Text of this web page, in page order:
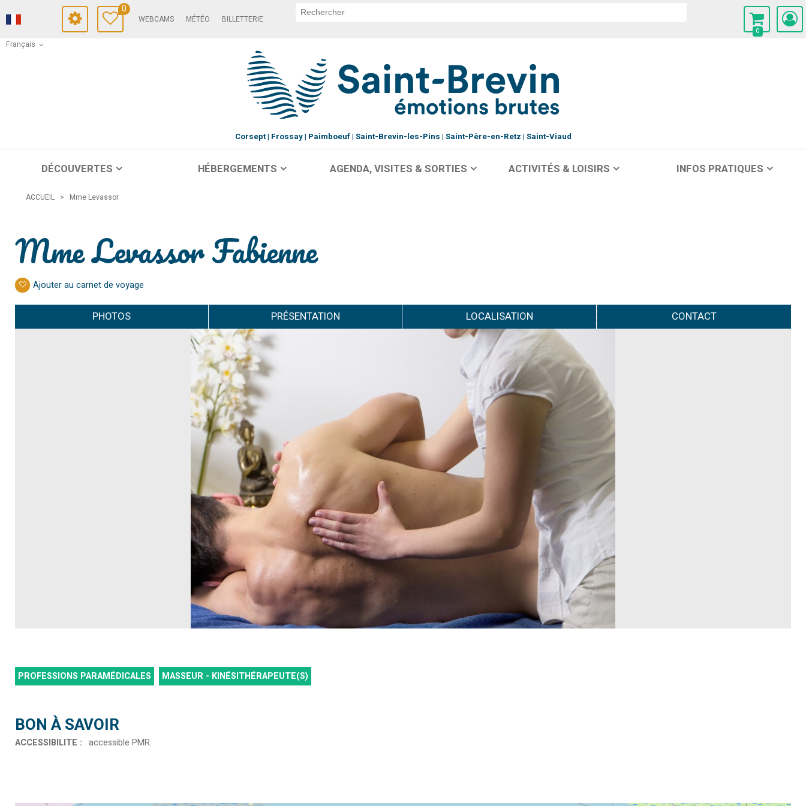
Français
0
WEBCAMS MÉTÉO BILLETTERIE
0
Corsept Frossay Paimboeuf Saint-Brevin-les-Pins Saint-Père-en-Retz Saint-Viaud
DÉCOUVERTES HÉBERGEMENTS AGENDA, VISITES & SORTIES ACTIVITÉS & LOISIRS INFOS PRATIQUES
ACCUEIL > Mme Levassor
Mme Levassor Fabienne
Ajouter au carnet de voyage
PHOTOS PRÉSENTATION LOCALISATION CONTACT
PROFESSIONS PARAMÉDICALES MASSEUR - KINÉSITHÉRAPEUTE(S)
BON À SAVOIR
ACCESSIBILITE : accessible PMR